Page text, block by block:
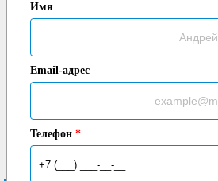
Имя
Email-адрес
Телефон *